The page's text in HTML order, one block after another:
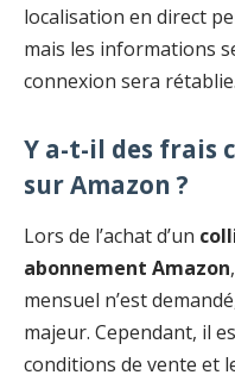
localisation en direct
mais les informations
connexion sera rétablie.
Y a-t-il des frais
sur Amazon ?
Lors de l’achat d’un
abonnement Amazon
mensuel n’est
majeur. Cependant, il
conditions de vente et